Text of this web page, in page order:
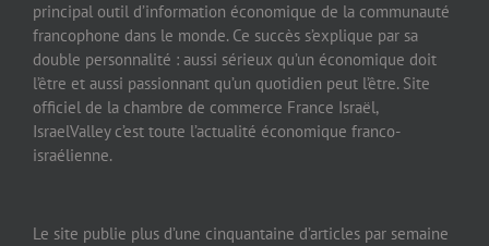
principal outil d’information économique de la communauté
francophone dans le monde. Ce succès s’explique par sa
double personnalité : aussi sérieux qu’un économique doit
l’être et aussi passionnant qu’un quotidien peut l’être. Site
officiel de la chambre de commerce France Israël,
IsraelValley c’est toute l’actualité économique franco-
israélienne.
Le site publie plus d’une cinquantaine d’articles par semaine